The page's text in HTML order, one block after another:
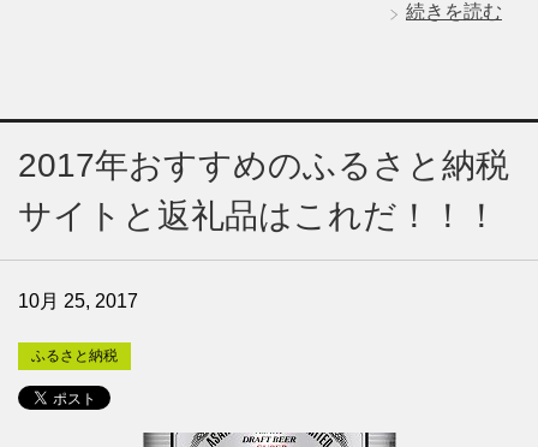
続きを読む
2017年おすすめのふるさと納税
サイトと返礼品はこれだ！！！
10月 25, 2017
ふるさと納税